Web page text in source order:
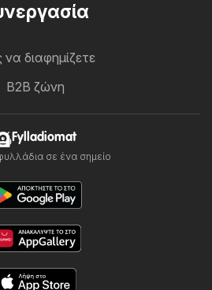
διαφημίζετε
B2B ζώνη
Fylladiomat
σε ένα σημείο